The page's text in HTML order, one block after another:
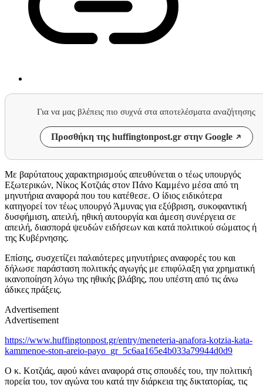
Για να μας βλέπεις πιο συχνά στα αποτελέσματα αναζήτησης
Προσθήκη της huffingtonpost.gr στην Google
Mε βαρύτατους χαρακτηρισμούς απευθύνεται ο τέως υπουργός
Εξωτερικών, Νίκος Κοτζιάς στον Πάνο Καμμένο μέσα από τη
μηνυτήρια αναφορά που του κατέθεσε. Ο ίδιος ειδικότερα
κατηγορεί τον τέως υπουργό Άμυνας για εξύβριση, συκοφαντική
δυσφήμιση, απειλή, ηθική αυτουργία και άμεση συνέργεια σε
απειλή, διασπορά ψευδών ειδήσεων και κατά πολιτικού σώματος ή
της Κυβέρνησης.
Επίσης, συσχετίζει παλαιότερες μηνυτήριες αναφορές του και
δήλωσε παράσταση πολιτικής αγωγής με επιφύλαξη για χρηματική
ικανοποίηση λόγω της ηθικής βλάβης, που υπέστη από τις άνω
άδικες πράξεις.
Advertisement
Advertisement
https://www.huffingtonpost.gr/entry/meneteria-anafora-kotzia-kata-
kammenoe-ston-areio-payo_gr_5c6aa165e4b033a79944d0d9
Ο κ. Κοτζιάς, αφού κάνει αναφορά στις σπουδές του, την πολιτική
πορεία του, τον αγώνα του κατά την διάρκεια της δικτατορίας, τις